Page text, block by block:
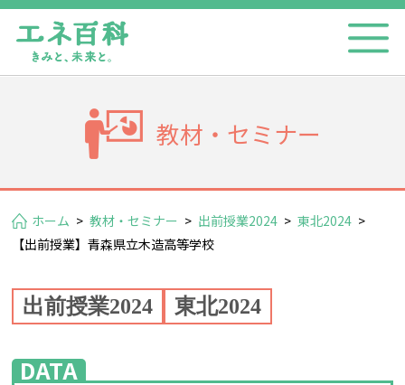
教材・セミナー
ホーム > 教材・セミナー > 出前授業2024 > 東北2024 >
【出前授業】青森県立木造高等学校
出前授業2024 東北2024
DATA